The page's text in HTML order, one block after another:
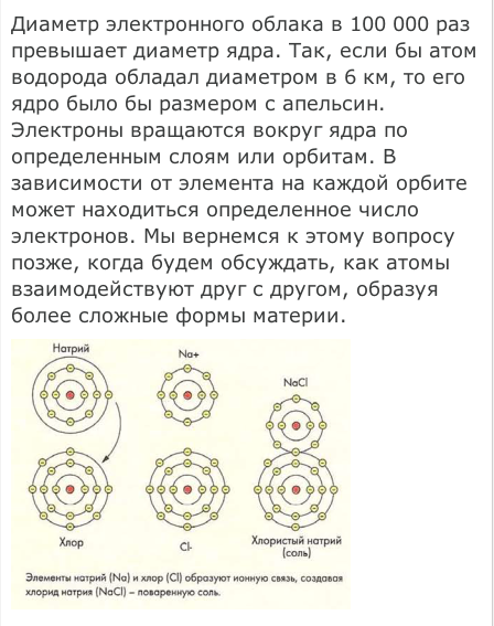
Диаметр электронного облака в 100 000 раз
превышает диаметр ядра. Так, если бы атом
водорода обладал диаметром в 6 км, то его
ядро было бы размером с апельсин.
Электроны вращаются вокруг ядра по
определенным слоям или орбитам. В
зависимости от элемента на каждой орбите
может находиться определенное число
электронов. Мы вернемся к этому вопросу
позже, когда будем обсуждать, как атомы
взаимодействуют друг с другом, образуя
более сложные формы материи.